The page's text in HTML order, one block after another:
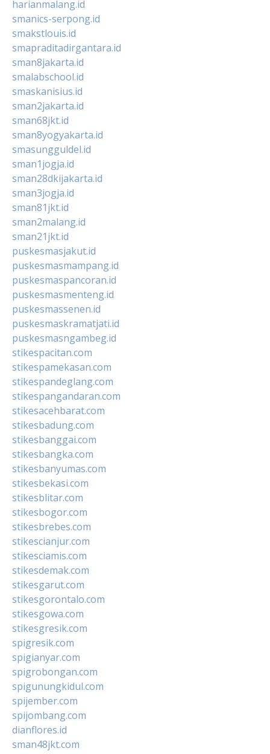
harianmalang.id
smanics-serpong.id
smakstlouis.id
smapraditadirgantara.id
sman8jakarta.id
smalabschool.id
smaskanisius.id
sman2jakarta.id
sman68jkt.id
sman8yogyakarta.id
smasungguldel.id
sman1jogja.id
sman28dkijakarta.id
sman3jogja.id
sman81jkt.id
sman2malang.id
sman21jkt.id
puskesmasjakut.id
puskesmasmampang.id
puskesmaspancoran.id
puskesmasmenteng.id
puskesmassenen.id
puskesmaskramatjati.id
puskesmasngambeg.id
stikespacitan.com
stikespamekasan.com
stikespandeglang.com
stikespangandaran.com
stikesacehbarat.com
stikesbadung.com
stikesbanggai.com
stikesbangka.com
stikesbanyumas.com
stikesbekasi.com
stikesblitar.com
stikesbogor.com
stikesbrebes.com
stikescianjur.com
stikesciamis.com
stikesdemak.com
stikesgarut.com
stikesgorontalo.com
stikesgowa.com
stikesgresik.com
spigresik.com
spigianyar.com
spigrobongan.com
spigunungkidul.com
spijember.com
spijombang.com
dianflores.id
sman48jkt.com